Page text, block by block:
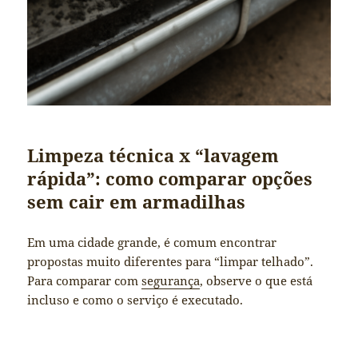
Limpeza técnica x “lavagem
rápida”: como comparar opções
sem cair em armadilhas
Em uma cidade grande, é comum encontrar
propostas muito diferentes para “limpar telhado”.
Para comparar comsegurança, observe o que está
incluso e como o serviço é executado.